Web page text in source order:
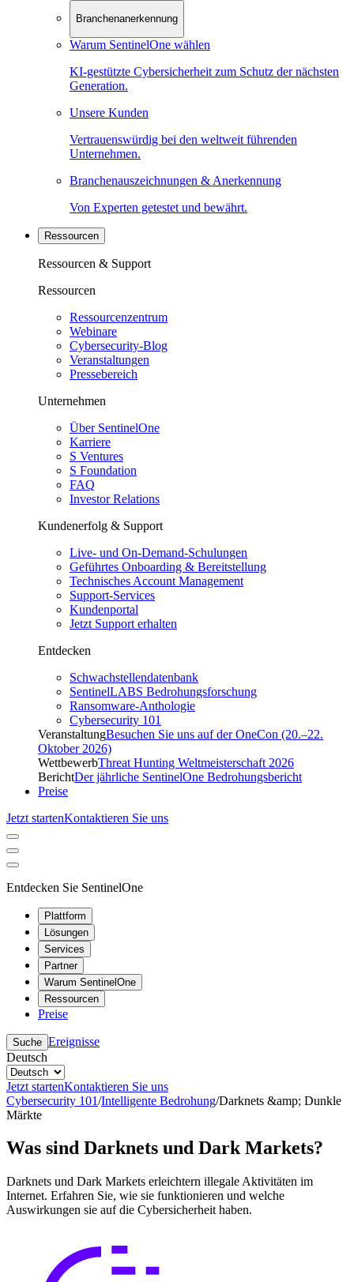
Branchenanerkennung
Warum SentinelOne wählen
KI-gestützte Cybersicherheit zum Schutz der nächsten
Generation.
Unsere Kunden
Vertrauenswürdig bei den weltweit führenden
Unternehmen.
Branchenauszeichnungen & Anerkennung
Von Experten getestet und bewährt.
Ressourcen
Ressourcen & Support
Ressourcen
Ressourcenzentrum
Webinare
Cybersecurity-Blog
Veranstaltungen
Pressebereich
Unternehmen
Über SentinelOne
Karriere
S Ventures
S Foundation
FAQ
Investor Relations
Kundenerfolg & Support
Live- und On-Demand-Schulungen
Geführtes Onboarding & Bereitstellung
Technisches Account Management
Support-Services
Kundenportal
Jetzt Support erhalten
Entdecken
Schwachstellendatenbank
SentinelLABS Bedrohungsforschung
Ransomware-Anthologie
Cybersecurity 101
VeranstaltungBesuchen Sie uns auf der OneCon (20.–22.
Oktober 2026)
WettbewerbThreat Hunting Weltmeisterschaft 2026
BerichtDer jährliche SentinelOne Bedrohungsbericht
Preise
Jetzt startenKontaktieren Sie uns
Entdecken Sie SentinelOne
Plattform
Lösungen
Services
Partner
Warum SentinelOne
Ressourcen
Preise
Suche Ereignisse
Deutsch
Jetzt startenKontaktieren Sie uns
Cybersecurity 101/Intelligente Bedrohung/Darknets &amp; Dunkle
Märkte
Was sind Darknets und Dark Markets?
Darknets und Dark Markets erleichtern illegale Aktivitäten im
Internet. Erfahren Sie, wie sie funktionieren und welche
Auswirkungen sie auf die Cybersicherheit haben.